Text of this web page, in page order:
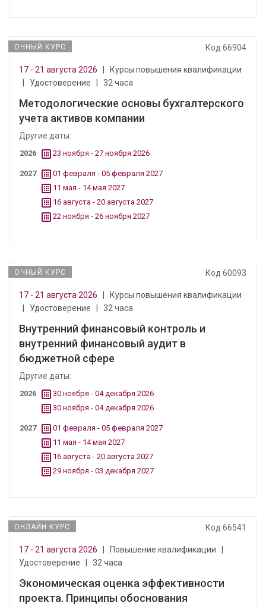
ОЧНЫЙ КУРС Код 66904
17 - 21 августа 2026
Курсы повышения квалификации
Удостоверение 32 часа
Методологические основы бухгалтерского
учета активов компании
Другие даты:
2026 23 ноября - 27 ноября 2026
2027
01 февраля - 05 февраля 2027
11 мая - 14 мая 2027
16 августа - 20 августа 2027
22 ноября - 26 ноября 2027
ОЧНЫЙ КУРС Код 60093
17 - 21 августа 2026
Курсы повышения квалификации
Удостоверение 32 часа
Внутренний финансовый контроль и
внутренний финансовый аудит в
бюджетной сфере
Другие даты:
2026
30 ноября - 04 декабря 2026
30 ноября - 04 декабря 2026
2027
01 февраля - 05 февраля 2027
11 мая - 14 мая 2027
16 августа - 20 августа 2027
29 ноября - 03 декабря 2027
ОНЛАЙН КУРС Код 66541
17 - 21 августа 2026 Повышение квалификации
Удостоверение
32 часа
Экономическая оценка эффективности
проекта. Принципы обоснования